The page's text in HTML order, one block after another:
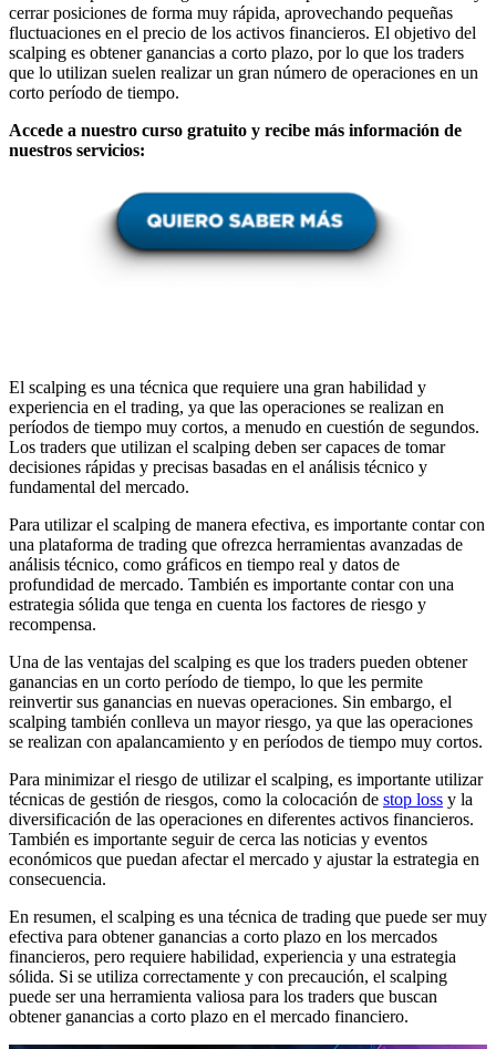
cerrar posiciones de forma muy rápida, aprovechando pequeñas
fluctuaciones en el precio de los activos financieros. El objetivo del
scalping es obtener ganancias a corto plazo, por lo que los traders
que lo utilizan suelen realizar un gran número de operaciones en un
corto período de tiempo.
Accede a nuestro curso gratuito y recibe más información de
nuestros servicios:
El scalping es una técnica que requiere una gran habilidad y
experiencia en el trading, ya que las operaciones se realizan en
períodos de tiempo muy cortos, a menudo en cuestión de segundos.
Los traders que utilizan el scalping deben ser capaces de tomar
decisiones rápidas y precisas basadas en el análisis técnico y
fundamental del mercado.
Para utilizar el scalping de manera efectiva, es importante contar con
una plataforma de trading que ofrezca herramientas avanzadas de
análisis técnico, como gráficos en tiempo real y datos de
profundidad de mercado. También es importante contar con una
estrategia sólida que tenga en cuenta los factores de riesgo y
recompensa.
Una de las ventajas del scalping es que los traders pueden obtener
ganancias en un corto período de tiempo, lo que les permite
reinvertir sus ganancias en nuevas operaciones. Sin embargo, el
scalping también conlleva un mayor riesgo, ya que las operaciones
se realizan con apalancamiento y en períodos de tiempo muy cortos.
Para minimizar el riesgo de utilizar el scalping, es importante utilizar
técnicas de gestión de riesgos, como la colocación de stop loss y la
diversificación de las operaciones en diferentes activos financieros.
También es importante seguir de cerca las noticias y eventos
económicos que puedan afectar el mercado y ajustar la estrategia en
consecuencia.
En resumen, el scalping es una técnica de trading que puede ser muy
efectiva para obtener ganancias a corto plazo en los mercados
financieros, pero requiere habilidad, experiencia y una estrategia
sólida. Si se utiliza correctamente y con precaución, el scalping
puede ser una herramienta valiosa para los traders que buscan
obtener ganancias a corto plazo en el mercado financiero.